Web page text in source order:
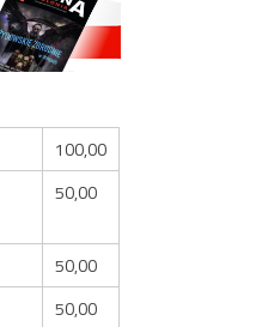
100,00
50,00
50,00
50,00